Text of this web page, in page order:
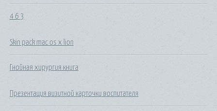
4 6 3
Skin pack mac os x lion
Гнойная хирургия книга
Презентация визитной карточки воспитателя